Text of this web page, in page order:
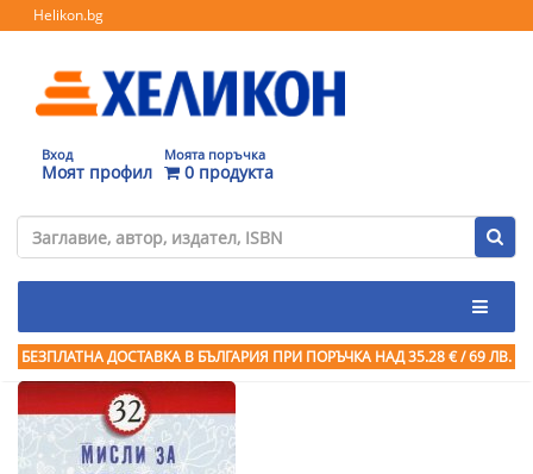
Helikon.bg
Вход
Моят профил
Моята поръчка
0 продукта
БЕЗПЛАТНА ДОСТАВКА В БЪЛГАРИЯ ПРИ ПОРЪЧКА НАД 35.28 € / 69 ЛВ.